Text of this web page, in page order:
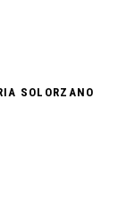
SOLORZANO